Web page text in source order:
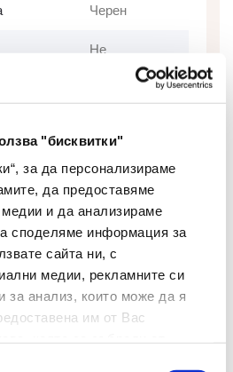
"бисквитки"
за да персонализираме
да предоставяме
и да анализираме
споделяме информация за
сайта ни, с
медии, рекламните си
за анализ, които може да я
им от Вас
Черен
Не
10
Маркер
Не
Объл